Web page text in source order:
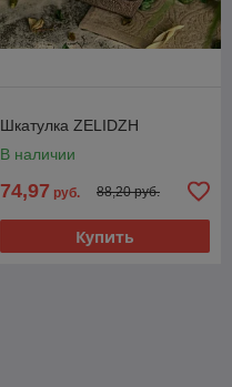
Шкатулка ZELIDZH
В наличии
74,97 руб. 88,20 руб.
Купить